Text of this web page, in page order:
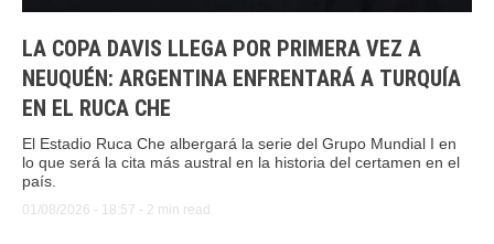
LA COPA DAVIS LLEGA POR PRIMERA VEZ A
NEUQUÉN: ARGENTINA ENFRENTARÁ A TURQUÍA
EN EL RUCA CHE
El Estadio Ruca Che albergará la serie del Grupo Mundial I en
lo que será la cita más austral en la historia del certamen en el
país.
01/08/2026 - 18:57 - 2 min read